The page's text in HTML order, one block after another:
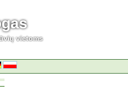
vietoms